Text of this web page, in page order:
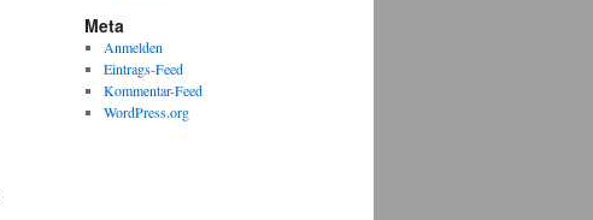
Meta
Anmelden
Eintrags-Feed
Kommentar-Feed
WordPress.org